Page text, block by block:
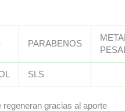
PARABENOS
SLS
regeneran gracias al aporte